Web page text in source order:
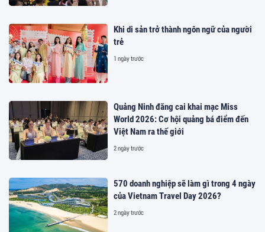
Khi di sản trở thành ngôn ngữ của người
trẻ
1 ngày trước
Quảng Ninh đăng cai khai mạc Miss
World 2026: Cơ hội quảng bá điểm đến
Việt Nam ra thế giới
2 ngày trước
570 doanh nghiệp sẽ làm gì trong 4 ngày
của Vietnam Travel Day 2026?
2 ngày trước